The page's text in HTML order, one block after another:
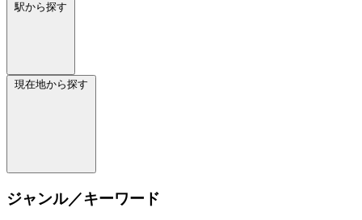
駅から探す
現在地から探す
ジャンル／キーワード